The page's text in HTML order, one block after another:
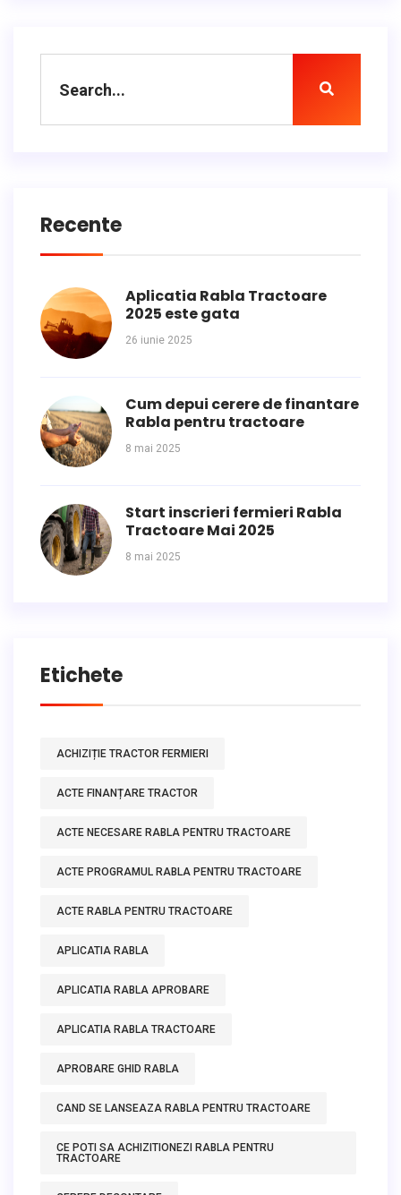
Recente
Aplicatia Rabla Tractoare
2025 este gata
26 iunie 2025
Cum depui cerere de finantare
Rabla pentru tractoare
8 mai 2025
Start inscrieri fermieri Rabla
Tractoare Mai 2025
8 mai 2025
Etichete
ACHIZIȚIE TRACTOR FERMIERI
ACTE FINANȚARE TRACTOR
ACTE NECESARE RABLA PENTRU TRACTOARE
ACTE PROGRAMUL RABLA PENTRU TRACTOARE
ACTE RABLA PENTRU TRACTOARE
APLICATIA RABLA
APLICATIA RABLA APROBARE
APLICATIA RABLA TRACTOARE
APROBARE GHID RABLA
CAND SE LANSEAZA RABLA PENTRU TRACTOARE
CE POTI SA ACHIZITIONEZI RABLA PENTRU
TRACTOARE